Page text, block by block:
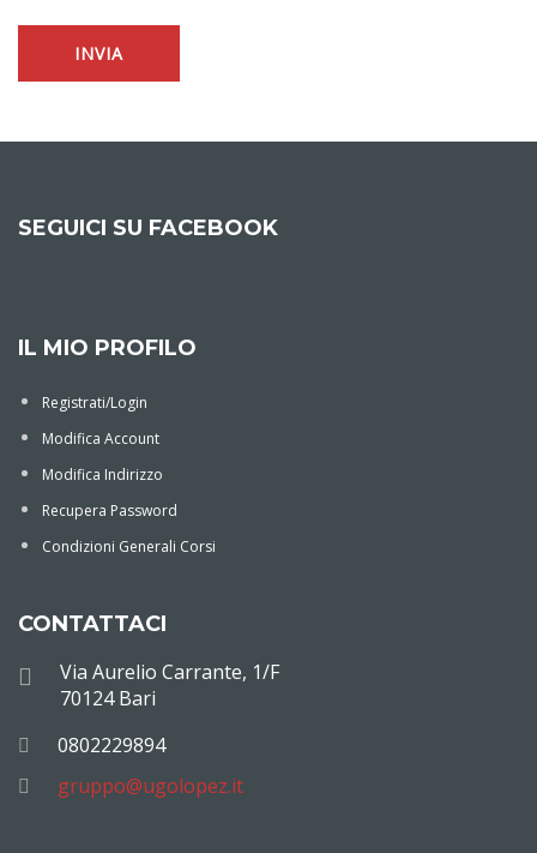
SEGUICI SU FACEBOOK
IL MIO PROFILO
Registrati/Login
Modifica Account
Modifica Indirizzo
Recupera Password
Condizioni Generali Corsi
CONTATTACI
Via Aurelio Carrante, 1/F
70124 Bari
0802229894
gruppo@ugolopez.it